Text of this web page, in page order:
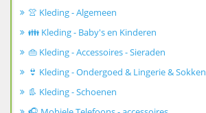
👚 Kleding - Algemeen
👪 Kleding - Baby's en Kinderen
👜 Kleding - Accessoires - Sieraden
👙 Kleding - Ondergoed & Lingerie & Sokken
👢 Kleding - Schoenen